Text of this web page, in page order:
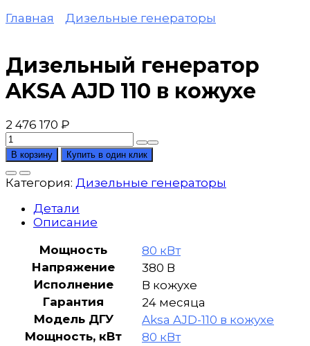
Главная
Дизельные генераторы
Дизельный генератор
AKSA AJD 110 в кожухе
2 476 170 ₽
Количество
товара
Дизельный
генератор
AJD
кожухе
В корзину Купить в один клик
Категория: Дизельные генераторы
Детали
Описание
Мощность
80 кВт
Напряжение
380 В
Исполнение
В кожухе
Гарантия
24 месяца
Модель ДГУ
Aksa AJD-110 в кожухе
Мощность, кВт
80 кВт